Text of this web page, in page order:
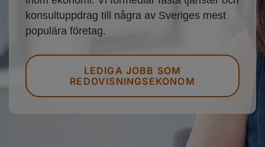
konsultuppdrag till några av Sveriges mest
populära företag.
LEDIGA JOBB SOM
REDOVISNINGSEKONOM